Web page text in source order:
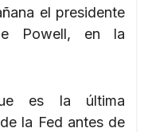
el presidente
Powell, en la
es la última
la Fed antes de